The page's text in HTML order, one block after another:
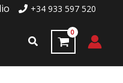
+34 933 597 520
Buscar